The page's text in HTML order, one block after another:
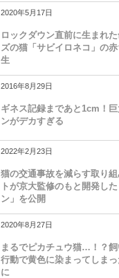
2020年5月17日
ロックダウン直前に生まれ
ズの猫「サビイロネコ」の
生
2016年8月29日
ギネス記録まであと1cm！
ンがデカすぎる
2022年2月23日
猫の交通事故を減らす取り
トが京大監修のもと開発し
ン」を公開
2020年8月27日
まるでピカチュウ猫…！？
行動で黄色に染まってしま
に